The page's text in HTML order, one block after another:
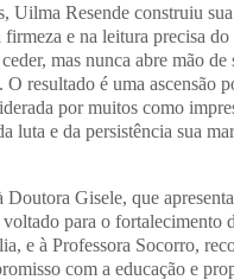
Uilma Resende construiu
firmeza e na leitura precisa
mas nunca abre mão de
O resultado é uma ascensão
por muitos como
luta e da persistência sua
Doutora Gisele, que
para o fortalecimento
e à Professora Socorro,
com a educação e